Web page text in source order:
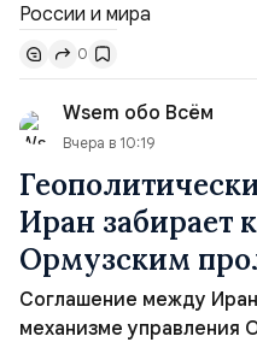
Томагавк.«Япония
„исключительно
вопрос о собственном
всеобщее обозрение,
0
Wsem обо Всём
Вчера в 10:19
Иран забирает
Ормузским
Соглашение между
механизме управления